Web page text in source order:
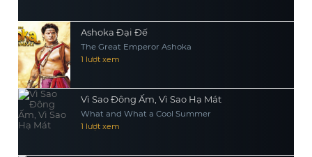
Ashoka Đại Đế
The Great Emperor Ashoka
1 lượt xem
Vì Sao Đông Ấm, Vì Sao Hạ Mát
What and What a Cool Summer
1 lượt xem